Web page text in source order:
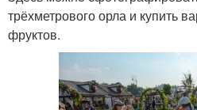
трёхметрового орла и купить
фруктов.